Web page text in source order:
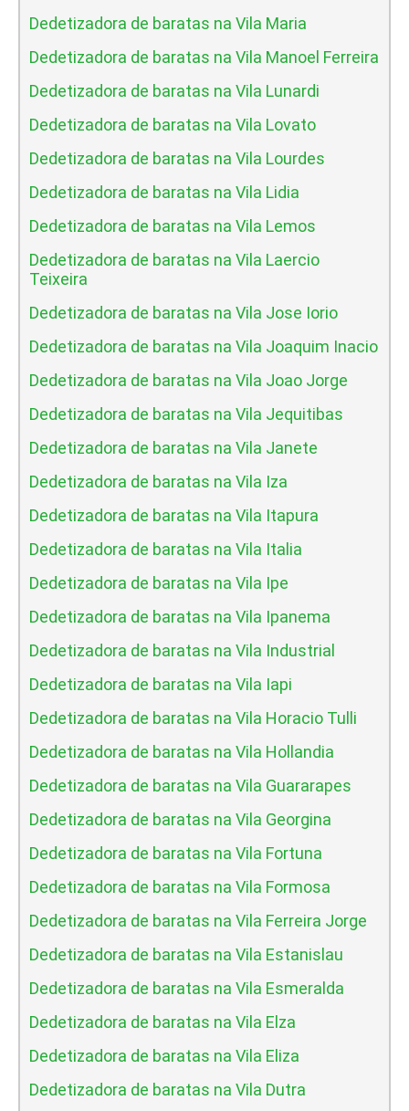
Dedetizadora de baratas na Vila Maria
Dedetizadora de baratas na Vila Manoel Ferreira
Dedetizadora de baratas na Vila Lunardi
Dedetizadora de baratas na Vila Lovato
Dedetizadora de baratas na Vila Lourdes
Dedetizadora de baratas na Vila Lidia
Dedetizadora de baratas na Vila Lemos
Dedetizadora de baratas na Vila Laercio
Teixeira
Dedetizadora de baratas na Vila Jose Iorio
Dedetizadora de baratas na Vila Joaquim Inacio
Dedetizadora de baratas na Vila Joao Jorge
Dedetizadora de baratas na Vila Jequitibas
Dedetizadora de baratas na Vila Janete
Dedetizadora de baratas na Vila Iza
Dedetizadora de baratas na Vila Itapura
Dedetizadora de baratas na Vila Italia
Dedetizadora de baratas na Vila Ipe
Dedetizadora de baratas na Vila Ipanema
Dedetizadora de baratas na Vila Industrial
Dedetizadora de baratas na Vila Iapi
Dedetizadora de baratas na Vila Horacio Tulli
Dedetizadora de baratas na Vila Hollandia
Dedetizadora de baratas na Vila Guararapes
Dedetizadora de baratas na Vila Georgina
Dedetizadora de baratas na Vila Fortuna
Dedetizadora de baratas na Vila Formosa
Dedetizadora de baratas na Vila Ferreira Jorge
Dedetizadora de baratas na Vila Estanislau
Dedetizadora de baratas na Vila Esmeralda
Dedetizadora de baratas na Vila Elza
Dedetizadora de baratas na Vila Eliza
Dedetizadora de baratas na Vila Dutra